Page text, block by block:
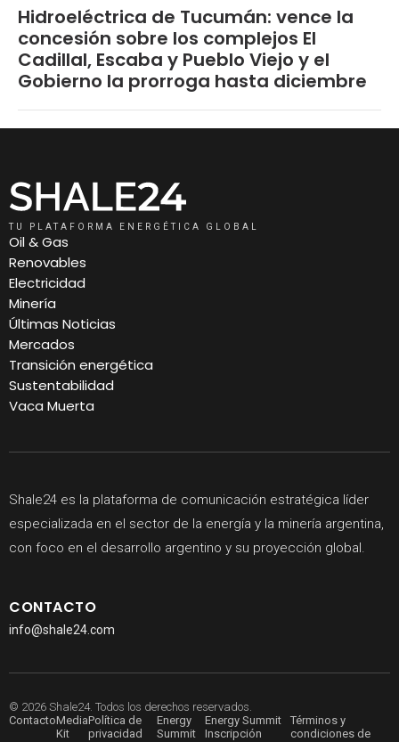
Hidroeléctrica de Tucumán: vence la
concesión sobre los complejos El
Cadillal, Escaba y Pueblo Viejo y el
Gobierno la prorroga hasta diciembre
TU PLATAFORMA ENERGÉTICA GLOBAL
Oil & Gas
Renovables
Electricidad
Minería
Últimas Noticias
Mercados
Transición energética
Sustentabilidad
Vaca Muerta
Shale24 es la plataforma de comunicación estratégica líder
especializada en el sector de la energía y la minería argentina,
con foco en el desarrollo argentino y su proyección global.
CONTACTO
info@shale24.com
© 2026 Shale24. Todos los derechos reservados.
ContactoMedia
Kit
Política de
privacidad
Energy
Summit
Energy Summit
Inscripción
Términos y
condiciones de